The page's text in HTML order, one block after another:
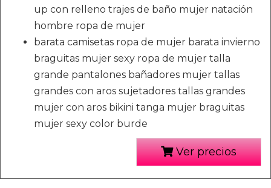
up con relleno trajes de baño mujer natación
hombre ropa de mujer
barata camisetas ropa de mujer barata invierno
braguitas mujer sexy ropa de mujer talla
grande pantalones bañadores mujer tallas
grandes con aros sujetadores tallas grandes
mujer con aros bikini tanga mujer braguitas
mujer sexy color burde
Ver precios